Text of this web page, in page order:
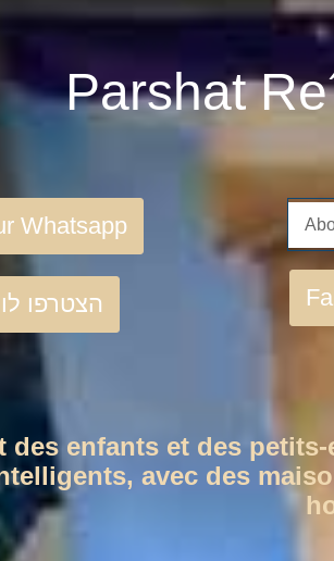
Whatsapp
הצטרפו
des enfants et des
avec des